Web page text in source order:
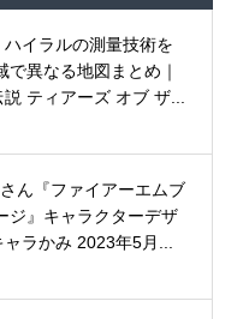
ハイラルの測量技術を
で異なる地図まとめ｜
説 ティアーズ オブ ザ...
ん『ファイアーエムブ
ジ』キャラクターデザ
ラかみ 2023年5月...